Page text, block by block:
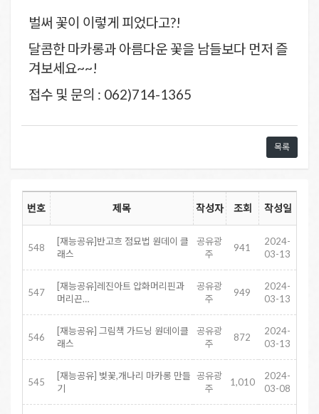
벌써 꽃이 이렇게 피었다고?!
달콤한 마카롱과 아름다운 꽃을 남들보다 먼저 즐
겨보세요~~!
접수 및 문의 : 062)714-1365
목록
번호 제목 작성자 조회 작성일
548
[재능공유]반고흐 점묘법 원데이 클
래스
공유광
주
941
2024-
03-13
547
[재능공유]레진아트 압화머리핀과
머리끈…
공유광
주
949
2024-
03-13
546
[재능공유] 그림책 가드닝 원데이클
래스
공유광
주
872
2024-
03-13
545
[재능공유] 벚꽃,개나리 마카롱 만들
기
공유광
주
1,010
2024-
03-08